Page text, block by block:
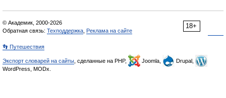
18+
© Академик, 2000-2026
Обратная связь: Техподдержка Реклама на сайте
👣 Путешествия
Экспорт словарей на сайты , сделанные на PHP, Joomla,
Drupal,
WordPress, MODx.